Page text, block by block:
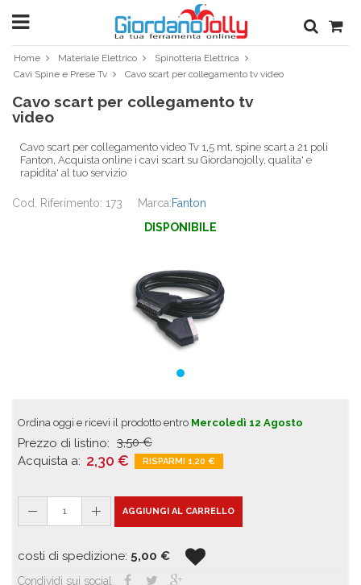
Home Materiale Elettrico
Spinotteria Elettrica
Cavi Spine e Prese Tv
Cavo scart per collegamento tv video
Cavo scart per collegamento tv
video
Cavo scart per collegamento video Tv 1,5 mt, spine scart a 21 poli
Fanton, Acquista online i cavi scart su Giordanojolly, qualita' e
rapidita' al tuo servizio
Cod. Riferimento: 173 Marca:Fanton
DISPONIBILE
Ordina oggi e ricevi il prodotto entro Mercoledì 12 Agosto
Prezzo di listino: 3,50€
Acquista a: 2,30 € RISPARMI 1,20 €
1 AGGIUNGI AL CARRELLO
costi di spedizione: 5,00 €
Condividi sui social